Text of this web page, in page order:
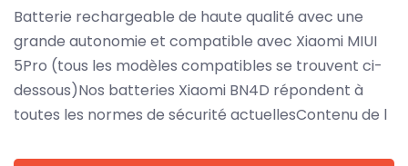
Batterie rechargeable de haute qualité avec une
grande autonomie et compatible avec Xiaomi MIUI
5Pro (tous les modèles compatibles se trouvent ci-
dessous)Nos batteries Xiaomi BN4D répondent à
toutes les normes de sécurité actuellesContenu de l